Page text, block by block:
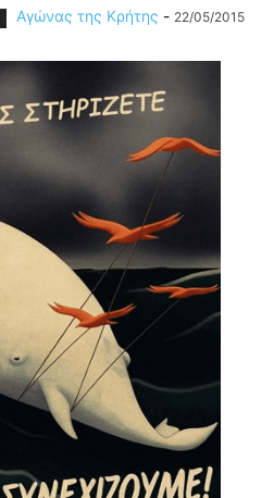
Αγώνας της Κρήτης - 22/05/2015